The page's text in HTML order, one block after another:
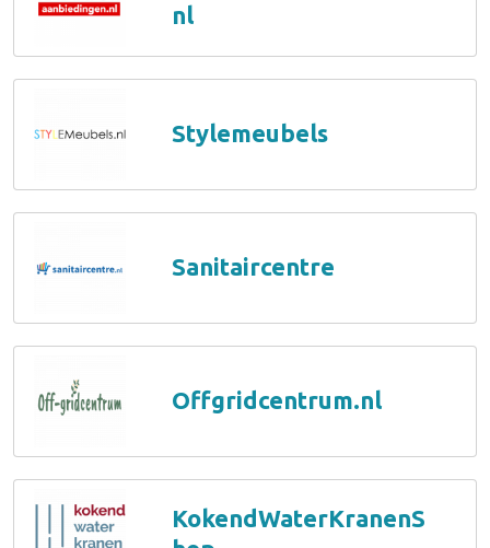
nl
Stylemeubels
Sanitaircentre
Offgridcentrum.nl
KokendWaterKranenS